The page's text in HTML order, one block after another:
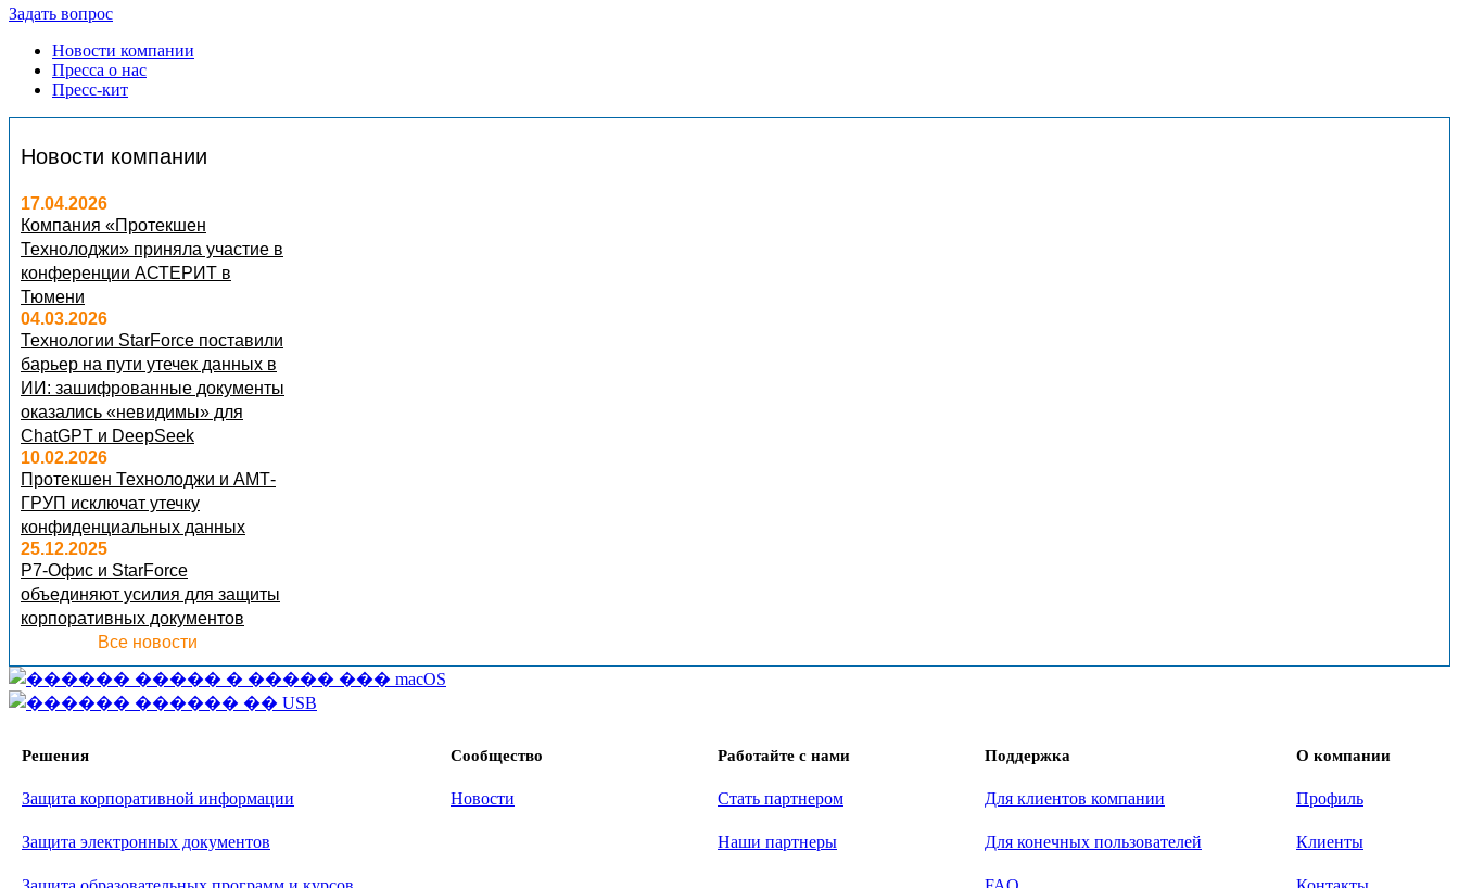
Задать вопрос
Новости компании
Пресса о нас
Пресс-кит
Новости компании
17.04.2026
Компания «Протекшен
Технолоджи» приняла участие в
конференции АСТЕРИТ в
Тюмени
04.03.2026
Технологии StarForce поставили
барьер на пути утечек данных в
ИИ: зашифрованные документы
оказались «невидимы» для
ChatGPT и DeepSeek
10.02.2026
Протекшен Технолоджи и АМТ-
ГРУП исключат утечку
конфиденциальных данных
25.12.2025
Р7-Офис и StarForce
объединяют усилия для защиты
корпоративных документов
Все новости
Решения Сообщество Работайте с нами Поддержка О компании
Защита корпоративной информации Новости Стать партнером Для клиентов компании Профиль
Защита электронных документов Наши партнеры Для конечных пользователей Клиенты